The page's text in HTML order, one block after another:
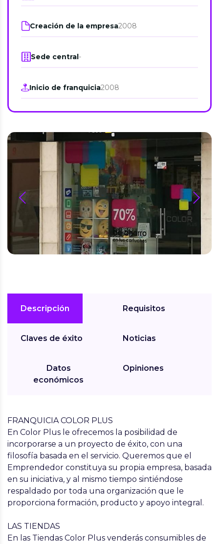
Creación de la empresa2008
Sede central-
Inicio de franquicia2008
prev next
Descripción
Claves de éxito
Datos
económicos
Requisitos
Noticias
Opiniones
FRANQUICIA COLOR PLUS
En Color Plus le ofrecemos la posibilidad de
incorporarse a un proyecto de éxito, con una
filosofía basada en el servicio. Queremos que el
Emprendedor constituya su propia empresa, basada
en su iniciativa, y al mismo tiempo sintiéndose
respaldado por toda una organización que le
proporciona formación, producto y apoyo integral.
LAS TIENDAS
En las Tiendas Color Plus venderás consumibles de